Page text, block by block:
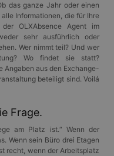
das ganze Jahr oder einen
Informationen, die für Ihre
OLXAbsence Agent im
sehr ausführlich oder
Wer nimmt teil? Und wer
Wo findet sie statt?
Angaben aus den Exchange-
beteiligt sind. Voilá
Frage.
am Platz ist.“ Wenn der
Wenn sein Büro drei Etagen
recht, wenn der Arbeitsplatz